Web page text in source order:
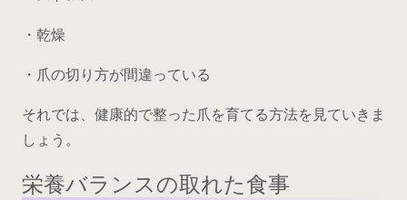
・乾燥
・爪の切り方が間違っている
それでは、健康的で整った爪を育てる方法を見ていきま
しょう。
栄養バランスの取れた食事